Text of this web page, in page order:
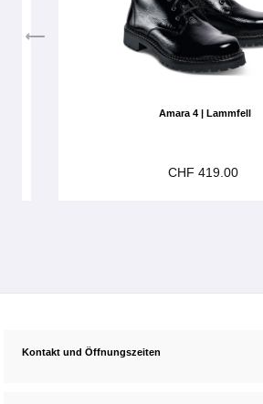
Amara 4 | Lammfell
CHF 419.00
Kontakt und Öffnungszeiten